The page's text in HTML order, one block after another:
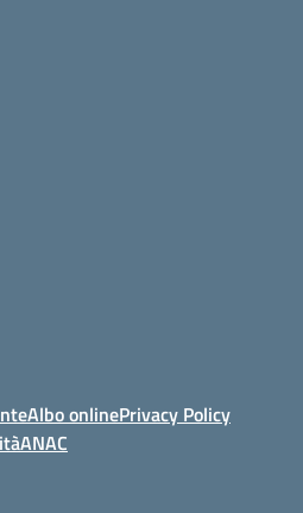
Albo onlinePrivacy Policy
ANAC